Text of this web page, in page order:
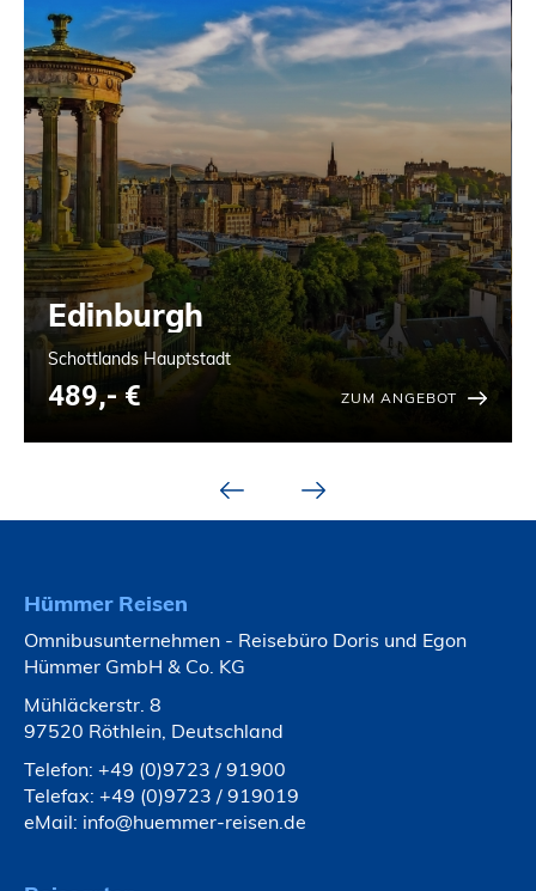
Edinburgh
Schottlands Hauptstadt
489,- € ZUM ANGEBOT
Hümmer Reisen
Omnibusunternehmen - Reisebüro Doris und Egon
Hümmer GmbH & Co. KG
Mühläckerstr. 8
97520 Röthlein, Deutschland
Telefon: +49 (0)9723 / 91900
Telefax: +49 (0)9723 / 919019
eMail: info@huemmer-reisen.de